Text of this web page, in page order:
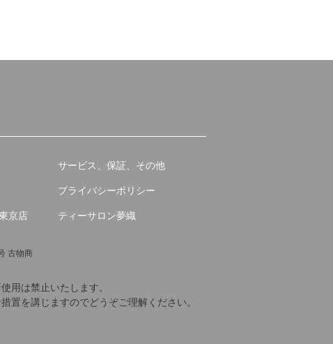
サービス、保証、その他
プライバシーポリシー
京店 ティーサロン夢織
古物商
用は禁止いたします。
置を講じますのでどうぞご理解ください。